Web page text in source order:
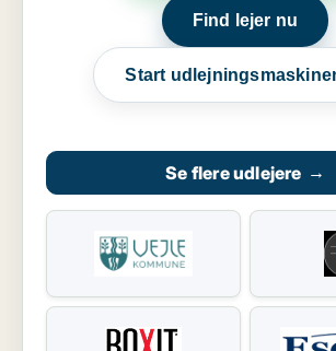
Find lejer nu
Start
Se flere udlejere →